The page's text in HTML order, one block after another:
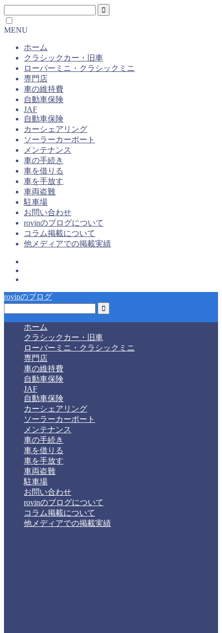
MENU
ホーム
クラシックカー・旧車
ローバーミニ・クラシックミニ
専門店
車の維持費
自動車保険
JAF
自動車保険
カーシェアリング
ソーラーカーポート
メンテナンス
車の手続き
車を借りる
車を手放す
車両盗難
駐車場
お問い合わせ
rovinのブログについて
コラム掲載について
他メディアでの掲載実績
rovinのブログ
ホーム
クラシックカー・旧車
ローバーミニ・クラシックミニ
専門店
車の維持費
自動車保険
JAF
自動車保険
カーシェアリング
ソーラーカーポート
メンテナンス
車の手続き
車を借りる
車を手放す
車両盗難
駐車場
お問い合わせ
rovinのブログについて
コラム掲載について
他メディアでの掲載実績